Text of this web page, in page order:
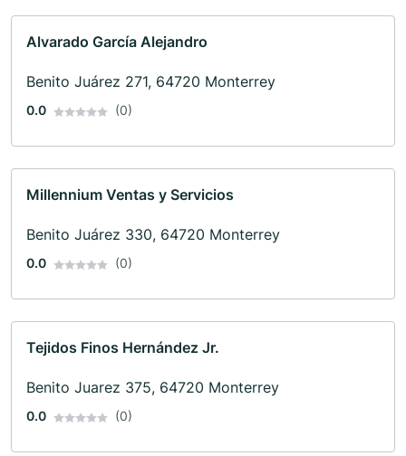
Alvarado García Alejandro
Benito Juárez 271, 64720 Monterrey
0.0 (0)
Millennium Ventas y Servicios
Benito Juárez 330, 64720 Monterrey
0.0 (0)
Tejidos Finos Hernández Jr.
Benito Juarez 375, 64720 Monterrey
0.0 (0)